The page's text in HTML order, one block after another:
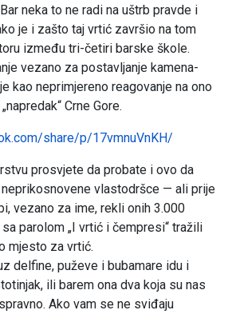
neka to ne radi na uštrb pravde i
je i zašto taj vrtić završio na tom
između tri-četiri barske škole.
vezano za postavljanje kamena-
kao neprimjereno reagovanje na ono
Crne Gore.
share/p/17vmnuVnKH/
prosvjete da probate i ovo da
vlastodršce — ali prije
vezano za ime, rekli onih 3.000
parolom „I vrtić i čempresi“ tražili
mjesto za vrtić.
delfine, puževe i bubamare idu i
ili barem ona dva koja su nas
Ako vam se ne sviđaju